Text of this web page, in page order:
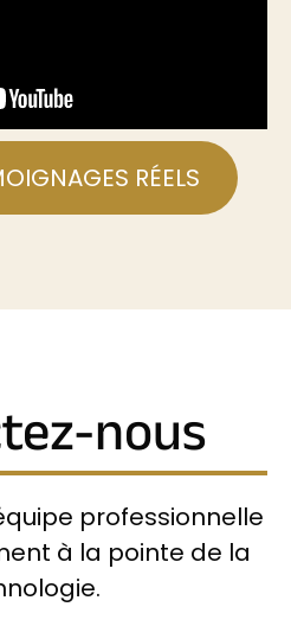
RÉELS
nous
professionnelle
à la pointe de la